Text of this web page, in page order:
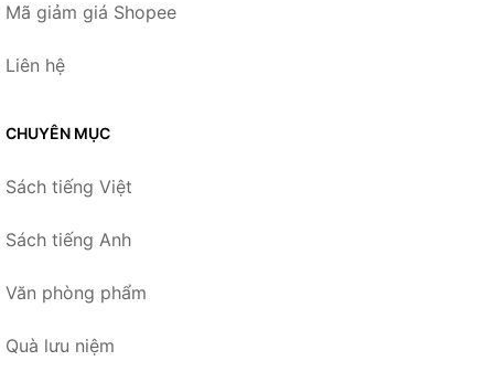
Mã giảm giá Shopee
Liên hệ
CHUYÊN MỤC
Sách tiếng Việt
Sách tiếng Anh
Văn phòng phẩm
Quà lưu niệm